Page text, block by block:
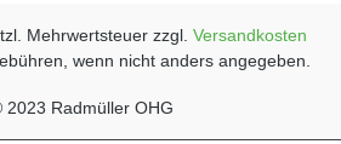
Mehrwertsteuer zzgl. Versandkosten
wenn nicht anders angegeben.
Radmüller OHG